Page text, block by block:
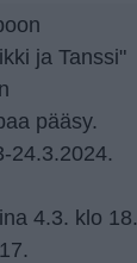
ja Tanssi"
pääsy.
24.3.2024.
4.3. klo 18.